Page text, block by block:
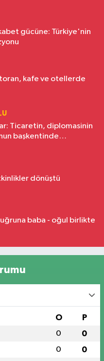
gücüne: Türkiye'nin
kafe ve otellerde
Ticaretin, diplomasinin
başkentinde
dönüştü
baba - oğul birlikte
O P
0 0
0 0